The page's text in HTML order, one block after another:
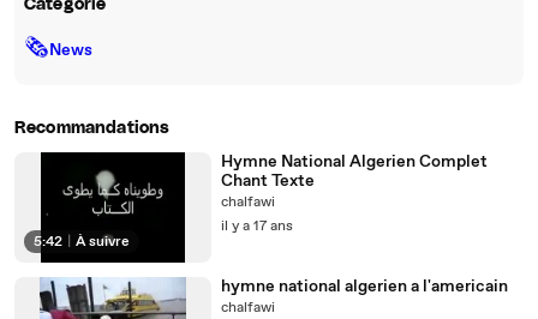
Catégorie
🗞News
Recommandations
5:42 À suivre
Hymne National Algerien Complet
Chant Texte
chalfawi
il y a 17 ans
hymne national algerien a l'americain
chalfawi